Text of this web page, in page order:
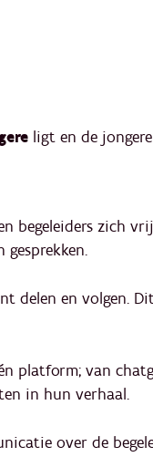
ligt en de jongere
begeleiders zich
delen en volgen.
platform; van
in hun verhaal.
over de